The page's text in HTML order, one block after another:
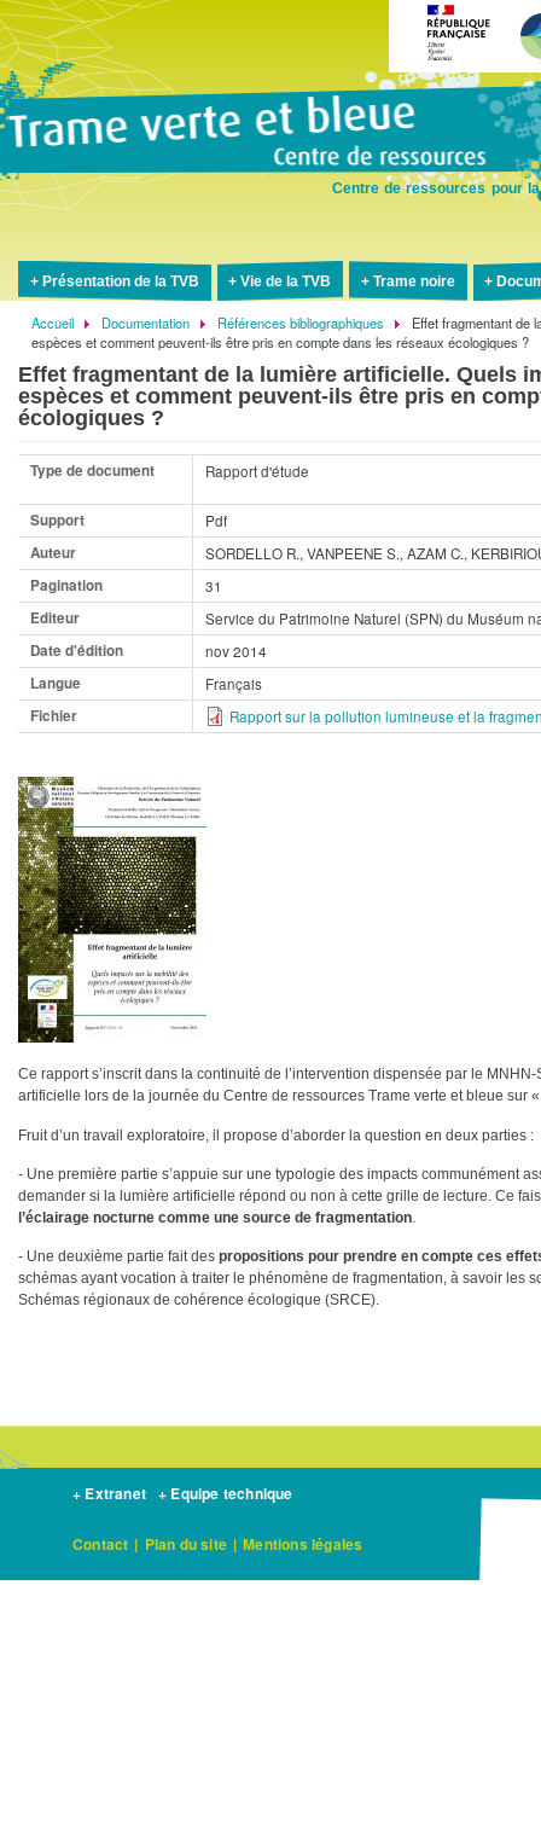
Centre de ressources pour
Présentation de la TVB Vie de la TVB Trame noire
Fil
d'Ariane
Accueil Documentation Références bibliographiques
Effet fragmentant de
espèces et comment peuvent-ils être pris en compte dans les réseaux écologiques ?
Effet fragmentant de la lumière artificielle. Quels
espèces et comment peuvent-ils être pris en
écologiques ?
Type de document Rapport d'étude
Support
Pdf
Auteur
SORDELLO R., VANPEENE S., AZAM C.,
Pagination
31
Editeur
Service du Patrimoine Naturel (SPN) du Muséum
Date d'édition
nov 2014
Langue
Français
Fichier
Rapport sur la pollution lumineuse et la
Ce rapport s’inscrit dans la continuité de l’intervention dispensée par le
artificielle lors de la journée du Centre de ressources Trame verte et bleue sur
Fruit d’un travail exploratoire, il propose d’aborder la question en deux parties :
- Une première partie s’appuie sur une typologie des impacts communément
demander si la lumière artificielle répond ou non à cette grille de lecture. Ce
l’éclairage nocturne comme une source de fragmentation.
- Une deuxième partie fait des propositions pour prendre en compte ces
schémas ayant vocation à traiter le phénomène de fragmentation, à savoir les
Schémas régionaux de cohérence écologique (SRCE).
+ Extranet + Equipe technique
Contact | Plan du site | Mentions légales